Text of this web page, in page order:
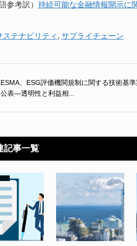
参考訳） 持続可能な金融情報開示に
ステナビリティ , サプライチェーン
ESMA、ESG評価機関規制に関する技術基
公表―透明性と利益相...
記事一覧